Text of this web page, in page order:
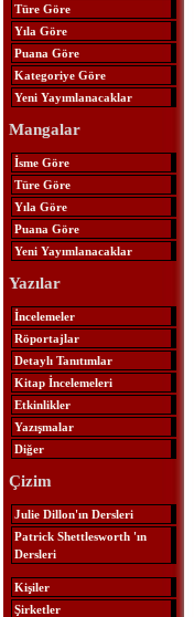
Türe Göre
Yıla Göre
Puana Göre
Kategoriye Göre
Yeni Yayımlanacaklar
Mangalar
İsme Göre
Türe Göre
Yıla Göre
Puana Göre
Yeni Yayımlanacaklar
Yazılar
İncelemeler
Röportajlar
Detaylı Tanıtımlar
Kitap İncelemeleri
Etkinlikler
Yazışmalar
Diğer
Çizim
Julie Dillon'ın Dersleri
Patrick Shettlesworth 'ın
Dersleri
Kişiler
Şirketler